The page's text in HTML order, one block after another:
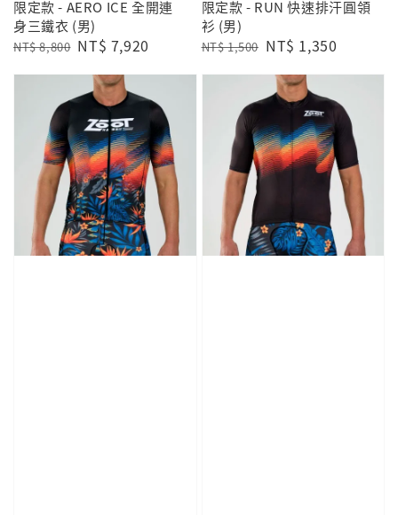
限定款 - AERO ICE 全開連
身三鐵衣 (男)
Regular
NT$ 8,800 Sale
NT$ 7,920
限定款 - RUN 快速排汗圓領
衫 (男)
Regular
NT$ 1,500 Sale
NT$ 1,350